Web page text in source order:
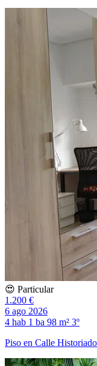
😍 Particular
1.200 €
6 ago 2026
4 hab 1 ba 98 m² 3º
Piso en Calle